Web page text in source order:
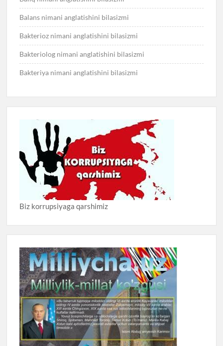
Balans nimani anglatishini bilasizmi
Bakterioz nimani anglatishini bilasizmi
Bakteriolog nimani anglatishini bilasizmi
Bakteriya nimani anglatishini bilasizmi
Biz korrupsiyaga qarshimiz